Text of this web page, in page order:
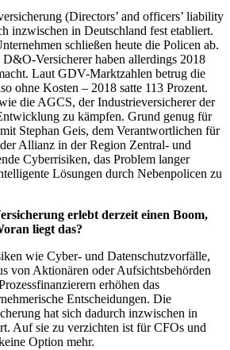
(Directors’ and officers’ liability
inzwischen in Deutschland fest etabliert.
schließen heute die Policen ab.
Versicherer haben allerdings 2018
Laut GDV-Marktzahlen betrug die
ohne Kosten – 2018 satte 113 Prozent.
die AGCS, der Industrieversicherer der
zu kämpfen. Grund genug für
Stephan Geis, dem Verantwortlichen für
Allianz in der Region Zentral- und
Cyberrisiken, das Problem langer
Lösungen durch Nebenpolicen zu
erlebt derzeit einen Boom,
liegt das?
wie Cyber- und Datenschutzvorfälle,
von Aktionären oder Aufsichtsbehörden
erhöhen das
Entscheidungen. Die
hat sich dadurch inzwischen in
Auf sie zu verzichten ist für CFOs und
Option mehr.